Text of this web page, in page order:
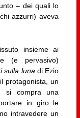
– dei quali lo
azzurri) aveva
insieme ai
(e pervasivo)
sulla luna di Ezio
protagonista, un
si compra una
in giro le
intravedere un